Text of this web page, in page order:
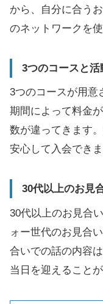
から、自分に合う
のネットワークを
3つのコースと活
3つのコースが用意
期間によって料金
数が違ってきます
安心して入会できま
30代以上のお見
30代以上のお見合
ォー世代のお見合
合いでの話の内容
当日を迎えることが